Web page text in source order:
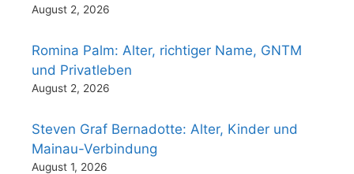
August 2, 2026
Romina Palm: Alter, richtiger Name, GNTM
und Privatleben
August 2, 2026
Steven Graf Bernadotte: Alter, Kinder und
Mainau-Verbindung
August 1, 2026